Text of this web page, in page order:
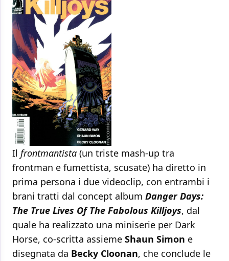
Il frontmantista (un triste mash-up tra
frontman e fumettista, scusate) ha diretto in
prima persona i due videoclip, con entrambi i
brani tratti dal concept album Danger Days:
The True Lives Of The Fabolous Killjoys, dal
quale ha realizzato una miniserie per Dark
Horse, co-scritta assieme Shaun Simon e
disegnata da Becky Cloonan, che conclude le